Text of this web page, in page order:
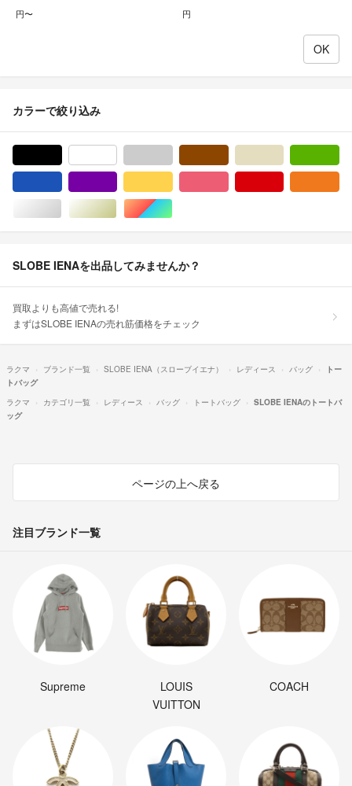
円〜 円
カラーで絞り込み
シルバー/銀色系ゴールド/金色系マルチカラー
SLOBE IENAを出品してみませんか？
買取よりも高値で売れる!
まずはSLOBE IENAの売れ筋価格をチェック
ラクマ ブランド一覧 SLOBE IENA（スローブイエナ） レディース バッグ
トー
トバッグ
ラクマ
カテゴリ一覧 レディース バッグ トートバッグ
SLOBE IENAのトートバ
ッグ
ページの上へ戻る
注目ブランド一覧
Supreme
LOUIS
VUITTON
COACH